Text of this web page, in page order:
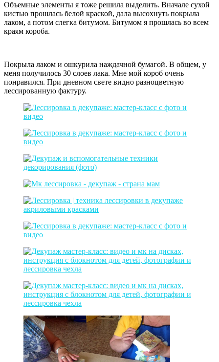
Объемные элементы я тоже решила выделить. Вначале сухой
кистью прошлась белой краской, дала высохнуть покрыла
лаком, а потом слегка битумом. Битумом я прошлась во всем
краям короба.
Покрыла лаком и ошкурила наждачной бумагой. В общем, у
меня получилось 30 слоев лака. Мне мой короб очень
понравился. При дневном свете видно разноцветную
лессированную фактуру.